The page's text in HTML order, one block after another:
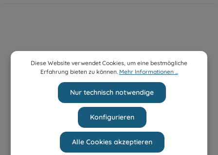
Bestellung widerrufen
* Alle Preise inkl. gesetzl. Mehrwertsteuer zzgl.
Versandkosten
und ggf. Nachnahmegebühren, wenn nicht anders angegeben.
Diese Website verwendet Cookies, um eine bestmögliche
Erfahrung bieten zu können. Mehr Informationen ...
Nur technisch notwendige
Konfigurieren
Alle Cookies akzeptieren